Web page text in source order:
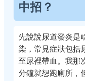
中招？
先說說尿道發炎是
染，常見症狀包括
至尿裡帶血。我那
分鐘就想跑廁所，